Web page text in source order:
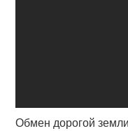
Обмен дорогой